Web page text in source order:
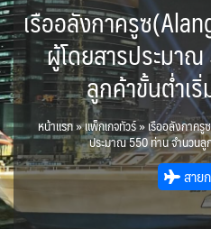
LKA ศรีลังกา + BGD บังคลา
ศ
AFG อัฟกานิสถาน 0
BRN บรูไน 0
จีน 282
IND อินเดีย 21
Balkan บอลข่าน 1
MNE มอนเตเนโกร 1
ล่าแสงเหนือ-ใต้ 11
ยุโรปตะวันออก 12
AZE อาเซอร์ไบจาน
อเมริกาใต้ 8
CUB คิวบา 0
CHL ชิลี 3
PER เปรู 2
ทัวร์ ล่องเรือสำราญยุโรป 5
ทัวร์ ล่องเรือสำราญอเมริกา
1
ขั้วโลกใต้ 2
แอฟริกาใต้ - South Africa
3
โมร็อคโค - Morocco 6
ไมโครนีเซีย - Micronesia
ล่องเรือดินเนอร์ วันวาเลนไทน์
22
ล่องเรือดินเนอร์วันปีใหม่ 19
ล่องเรือดินเนอร์แม่น้ำ
าพระยา
34
ล่องเรือโปรแกรมอยุธยา 9
ล่องเรือ รอบ Sunset 14
ล่องเรือเหมาลำ / เหมาชั้น /
อยอร์ช / Speed Boat ส่วนตัวทั่ว
เทศ
255
เรือยอร์ช / Speed Boat ฯลฯ
บ Join ทั่วประเทศ
72
ตั๋วสวนสนุก 0
บุฟเฟต์ใบหยก 7
ตั๋วเรือ Hop-on Hop-off 0
โปรแกรมทัวร์ทั่วไทย 0
พิเศษ! ล่องเรือเทศกาลชมพลุ
ยา
1
ห้องพักราคาพิเศษ 3
ข่าวที่น่าสนใจ
ความรู้ทั่วไป
สถานที่ท่องเที่ยว
เรืออลังกาครูซ
ผู้โดยสารประมา
ลูกค้าขั้นต่ำเ
หน้าแรก»แพ็กเกจทัวร์»เรืออลังกาค
ประมาณ 550 ท่าน จำนวน
สาย